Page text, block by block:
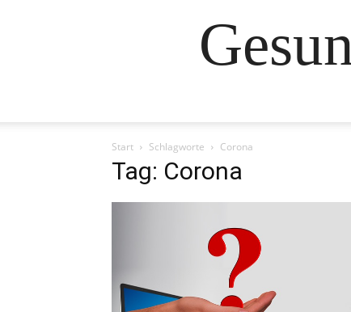
Start Schlagworte Corona
Tag: Corona